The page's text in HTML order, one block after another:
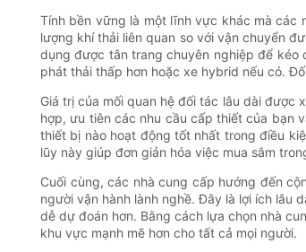
Tính bền vững là một lĩnh vực khác mà các
lượng khí thải liên quan so với vận chuyển
dụng được tân trang chuyên nghiệp để kéo
phát thải thấp hơn hoặc xe hybrid nếu có.
Giá trị của mối quan hệ đối tác lâu dài
hợp, ưu tiên các nhu cầu cấp thiết của bạn
thiết bị nào hoạt động tốt nhất trong điều
lũy này giúp đơn giản hóa việc mua sắm
Cuối cùng, các nhà cung cấp hướng đến
người vận hành lành nghề. Đây là lợi ích lâu
dễ dự đoán hơn. Bằng cách lựa chọn nhà
khu vực mạnh mẽ hơn cho tất cả mọi người.